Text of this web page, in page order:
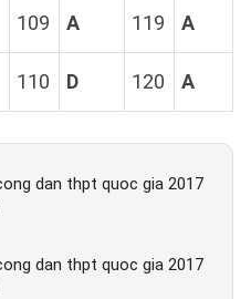
109 A 119 A
110 D 120 A
dan thpt quoc gia 2017
dan thpt quoc gia 2017